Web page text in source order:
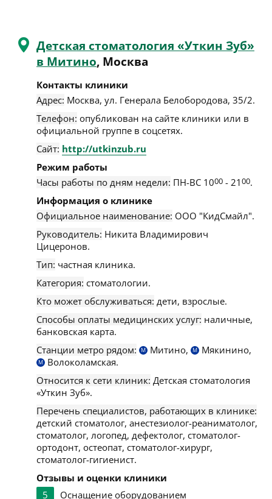
Детская стоматология «Уткин Зуб»
в Митино, Москва
Контакты клиники
Адрес: Москва, ул. Генерала Белобородова, 35/2.
Телефон: опубликован на сайте клиники или в
официальной группе в соцсетях.
Сайт: http://utkinzub.ru
Режим работы
Часы работы по дням недели: ПН-ВС 1000 - 2100.
Информация о клинике
Официальное наименование: ООО "КидСмайл".
Руководитель: Никита Владимирович
Цицеронов.
Тип: частная клиника.
Категория: стоматологии.
Кто может обслуживаться: дети, взрослые.
Способы оплаты медицинских услуг: наличные,
банковская карта.
Станции метро рядом:
М Митино, М Мякинино,
М
Волоколамская.
Относится к сети клиник: Детская стоматология
«Уткин Зуб».
Перечень специалистов, работающих в клинике:
детский стоматолог, анестезиолог-реаниматолог,
стоматолог, логопед, дефектолог, стоматолог-
ортодонт, остеопат, стоматолог-хирург,
стоматолог-гигиенист.
Отзывы и оценки клиники
5
Оснащение оборудованием